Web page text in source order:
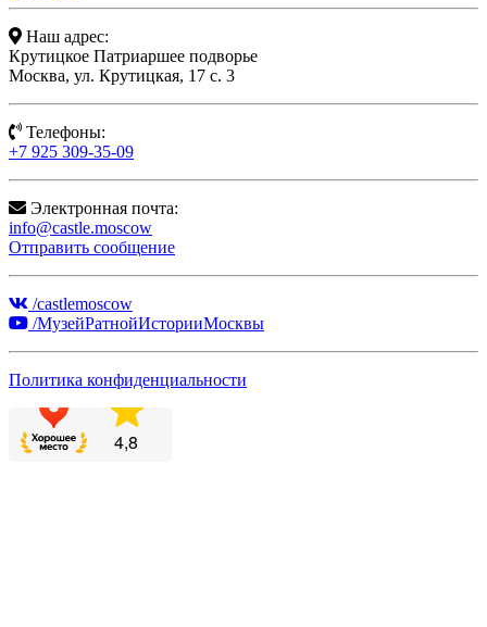
Наш адрес:
Крутицкое Патриаршее подворье
Москва, ул. Крутицкая, 17 с. 3
Телефоны:
+7 925 309-35-09
Электронная почта:
info@castle.moscow
Отправить сообщение
/castlemoscow
/МузейРатнойИсторииМосквы
Политика конфиденциальности